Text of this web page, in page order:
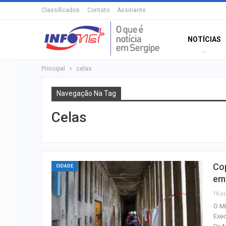
Classificados Contato Assinante
NOTÍCIAS
Principal celas
Navegação Na Tag
Celas
CIDADE
16
O